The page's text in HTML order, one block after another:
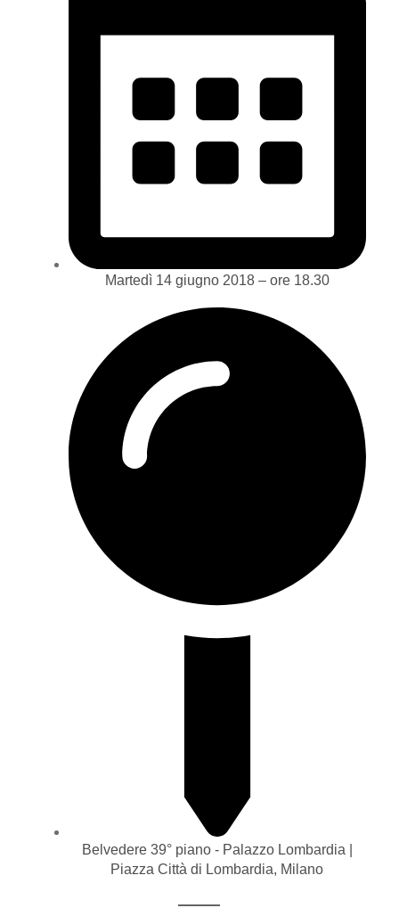
Martedì 14 giugno 2018 – ore 18.30
Belvedere 39° piano - Palazzo Lombardia |
Piazza Città di Lombardia, Milano